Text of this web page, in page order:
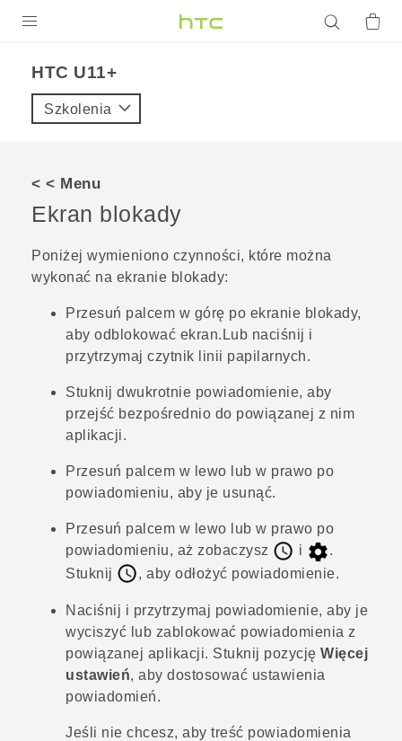
VIVE
POMOC TECHNICZNA
Urządzenia i akcesoria HTC
Zaloguj się
HTC U11+‎
Szkolenia
< < Menu
Ekran blokady
Poniżej wymieniono czynności, które można
wykonać na ekranie blokady:
Przesuń palcem w górę po ekranie blokady,
aby odblokować ekran. Lub naciśnij i
przytrzymaj czytnik linii papilarnych.
Stuknij dwukrotnie powiadomienie, aby
przejść bezpośrednio do powiązanej z nim
aplikacji.
Przesuń palcem w lewo lub w prawo po
powiadomieniu, aby je usunąć.
Przesuń palcem w lewo lub w prawo po
powiadomieniu, aż zobaczysz
i
.
Stuknij
, aby odłożyć powiadomienie.
Naciśnij i przytrzymaj powiadomienie, aby je
wyciszyć lub zablokować powiadomienia z
powiązanej aplikacji. Stuknij pozycję Więcej
ustawień, aby dostosować ustawienia
powiadomień.
Jeśli nie chcesz, aby treść powiadomienia